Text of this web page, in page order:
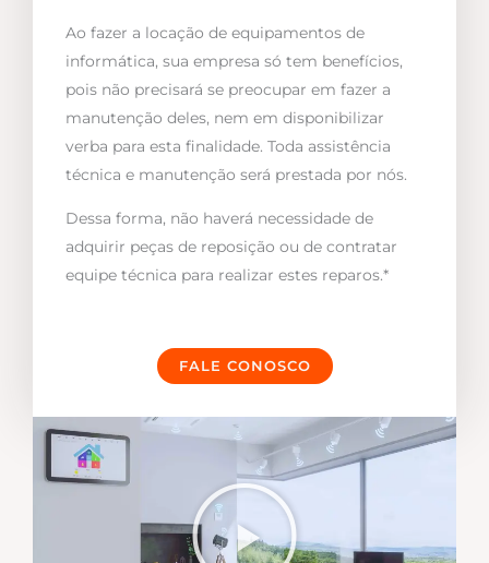
Ao fazer a locação de equipamentos de
informática, sua empresa só tem benefícios,
pois não precisará se preocupar em fazer a
manutenção deles, nem em disponibilizar
verba para esta finalidade. Toda assistência
técnica e manutenção será prestada por nós.
Dessa forma, não haverá necessidade de
adquirir peças de reposição ou de contratar
equipe técnica para realizar estes reparos.*
FALE CONOSCO